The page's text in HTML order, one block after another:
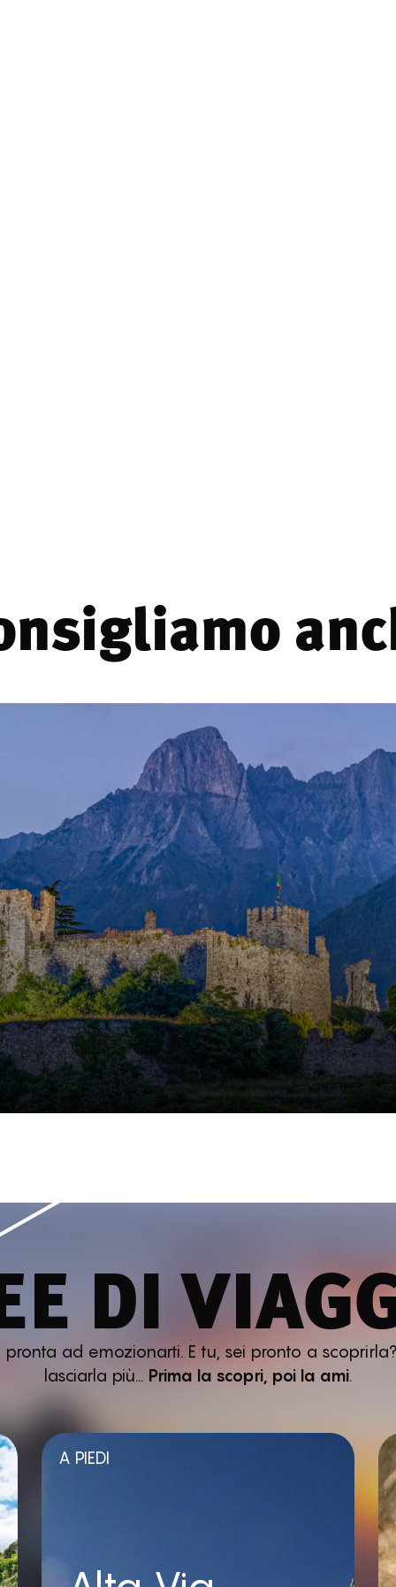
DI
ad emozionarti. E tu, sei pronto a
lasciarla più… Prima la scopri, poi la ami.
A PIEDI